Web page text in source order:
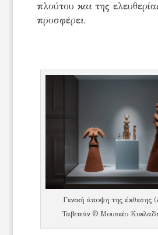
πλούτου και της
προσφέρει.
Γενική άποψη της έκθεσης
Ταβιτιάν © Μουσείο